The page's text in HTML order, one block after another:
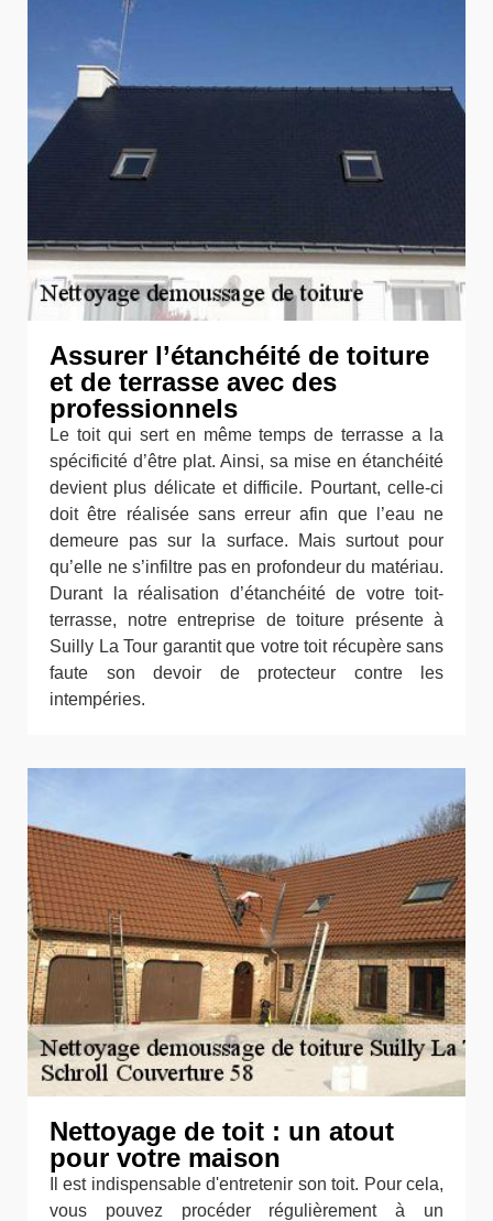
Assurer l’étanchéité de toiture
et de terrasse avec des
professionnels
Le toit qui sert en même temps de terrasse a la
spécificité d’être plat. Ainsi, sa mise en étanchéité
devient plus délicate et difficile. Pourtant, celle-ci
doit être réalisée sans erreur afin que l’eau ne
demeure pas sur la surface. Mais surtout pour
qu’elle ne s’infiltre pas en profondeur du matériau.
Durant la réalisation d’étanchéité de votre toit-
terrasse, notre entreprise de toiture présente à
Suilly La Tour garantit que votre toit récupère sans
faute son devoir de protecteur contre les
intempéries.
Nettoyage de toit : un atout
pour votre maison
Il est indispensable d'entretenir son toit. Pour cela,
vous pouvez procéder régulièrement à un